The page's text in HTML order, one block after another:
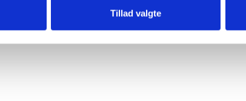
Tillad valgte
Husqvarna legetøjsmotorsav 550XP
Husqvarna